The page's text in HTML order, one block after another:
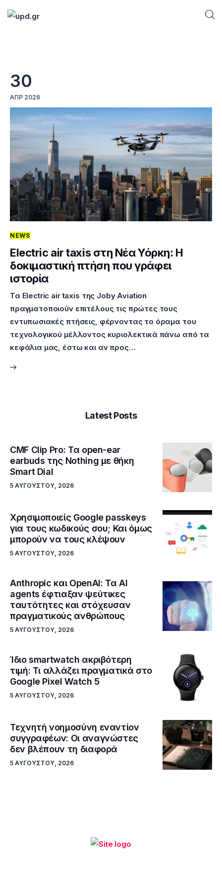
Games
Futuring
AI news
How To
Blog
30
ΑΠΡ 2026
NEWS
Electric air taxis στη Νέα Υόρκη: Η
δοκιμαστική πτήση που γράφει
ιστορία
Τα Electric air taxis της Joby Aviation
πραγματοποιούν επιτέλους τις πρώτες τους
εντυπωσιακές πτήσεις, φέρνοντας το όραμα του
τεχνολογικού μέλλοντος κυριολεκτικά πάνω από τα
κεφάλια μας, έστω και αν προς…
Latest Posts
CMF Clip Pro: Τα open-ear
earbuds της Nothing με θήκη
Smart Dial
5 ΑΥΓΟΎΣΤΟΥ, 2026
Χρησιμοποιείς Google passkeys
για τους κωδικούς σου; Και όμως
μπορούν να τους κλέψουν
5 ΑΥΓΟΎΣΤΟΥ, 2026
Anthropic και OpenAI: Τα AI
agents έφτιαξαν ψεύτικες
ταυτότητες και στόχευσαν
πραγματικούς ανθρώπους
5 ΑΥΓΟΎΣΤΟΥ, 2026
Ίδιο smartwatch ακριβότερη
τιμή: Τι αλλάζει πραγματικά στο
Google Pixel Watch 5
5 ΑΥΓΟΎΣΤΟΥ, 2026
Τεχνητή νοημοσύνη εναντίον
συγγραφέων: Οι αναγνώστες
δεν βλέπουν τη διαφορά
5 ΑΥΓΟΎΣΤΟΥ, 2026